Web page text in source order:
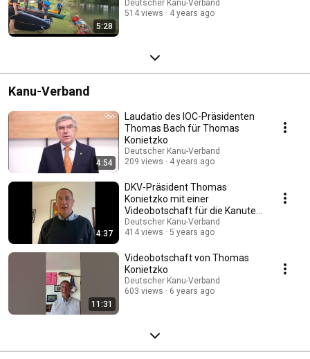
5:28
Deutscher Kanu-Verband
514 views
4 years ago
Kanu-Verband
4:54
Laudatio des IOC-Präsidenten
Thomas Bach für Thomas
Konietzko
Deutscher Kanu-Verband
209 views
4 years ago
4:37
DKV-Präsident Thomas
Konietzko mit einer
Videobotschaft für die Kanuten
Deutschlands
Deutscher Kanu-Verband
414 views
5 years ago
11:31
Videobotschaft von Thomas
Konietzko
Deutscher Kanu-Verband
603 views
6 years ago